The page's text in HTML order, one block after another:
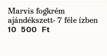
Marvis fogkrém
ajándékszett- 7 féle ízben
10 500 Ft